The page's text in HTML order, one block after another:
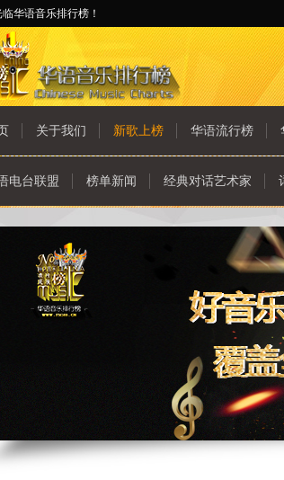
华语音乐排行榜！
关于我们 新歌上榜 华语流行榜
电台联盟 榜单新闻 经典对话艺术家